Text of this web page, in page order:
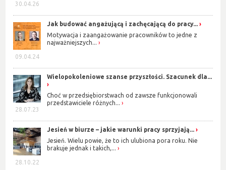
30.04.26
09.04.24
Jak budować angażującą i zachęcającą do pracy...
Motywacja i zaangażowanie pracowników to jedne z
najważniejszych...
28.07.23
Wielopokoleniowe szanse przyszłości. Szacunek dla...
Choć w przedsiębiorstwach od zawsze funkcjonowali
przedstawiciele różnych...
28.10.22
Jesień w biurze – jakie warunki pracy sprzyjają...
Jesień. Wielu powie, że to ich ulubiona pora roku. Nie
brakuje jednak i takich,...